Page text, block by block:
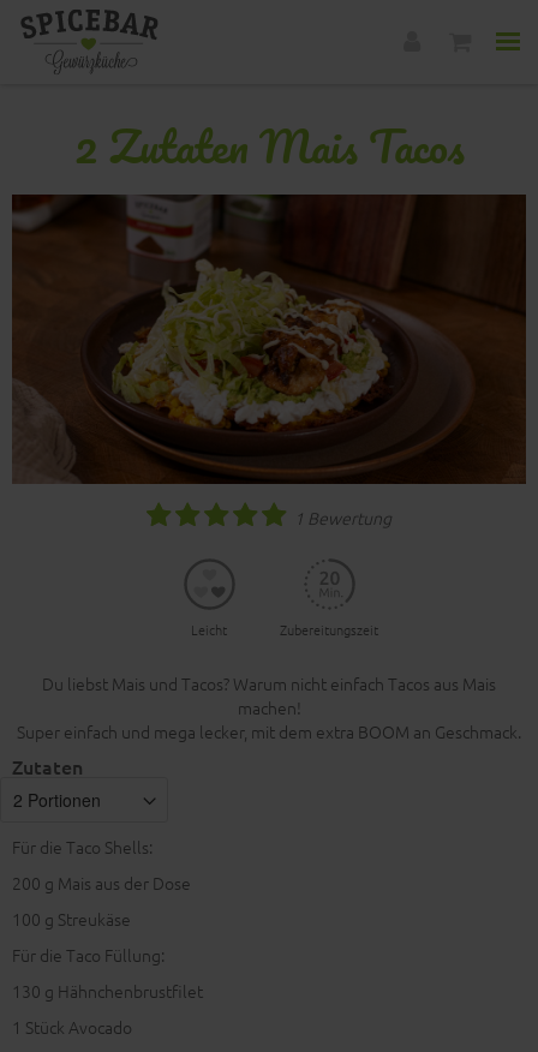
2 Zutaten Mais Tacos
1 Bewertung
Leicht Zubereitungszeit
Du liebst Mais und Tacos? Warum nicht einfach Tacos aus Mais
machen!
Super einfach und mega lecker, mit dem extra BOOM an Geschmack.
Zutaten
Für die Taco Shells:
200 g Mais aus der Dose
100 g Streukäse
Für die Taco Füllung:
130 g Hähnchenbrustfilet
1 Stück Avocado